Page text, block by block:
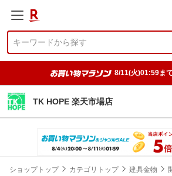
8/11(火)01:59ま
TK HOPE 楽天市場店
ショップトップ カテゴリトップ 建具金物